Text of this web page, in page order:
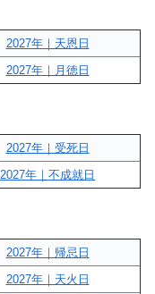
2027年｜天恩日
2027年｜月徳日
2027年｜受死日
2027年｜不成就日
2027年｜帰忌日
2027年｜天火日